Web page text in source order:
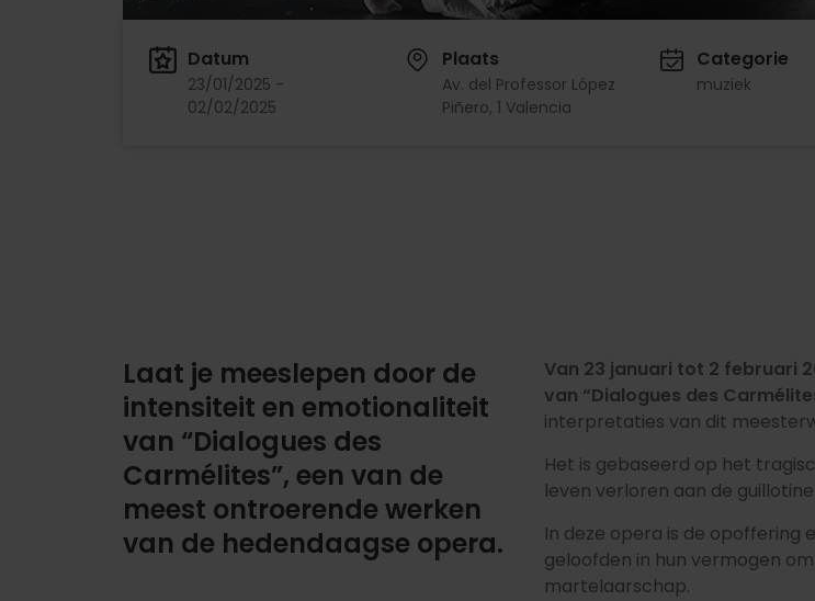
Datum
23/01/2025 -
02/02/2025
Plaats
Av. del Professor López
Piñero, 1 Valencia
Categorie
muziek
Laat je meeslepen door de
intensiteit en emotionaliteit
van “Dialogues des
Carmélites”, een van de
meest ontroerende werken
van de hedendaagse opera.
Van 23 januari tot 2 februari
van “Dialogues des
interpretaties van dit
Het is gebaseerd op het
leven verloren aan de
In deze opera is de opoffering
geloofden in hun vermogen
martelaarschap.